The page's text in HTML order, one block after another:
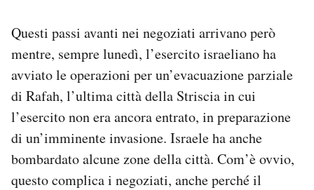
Questi passi avanti nei negoziati arrivano però
mentre, sempre lunedì, l’esercito israeliano ha
avviato le operazioni per un’evacuazione parziale
di Rafah, l’ultima città della Striscia in cui
l’esercito non era ancora entrato, in preparazione
di un’imminente invasione. Israele ha anche
bombardato alcune zone della città. Com’è ovvio,
questo complica i negoziati, anche perché il